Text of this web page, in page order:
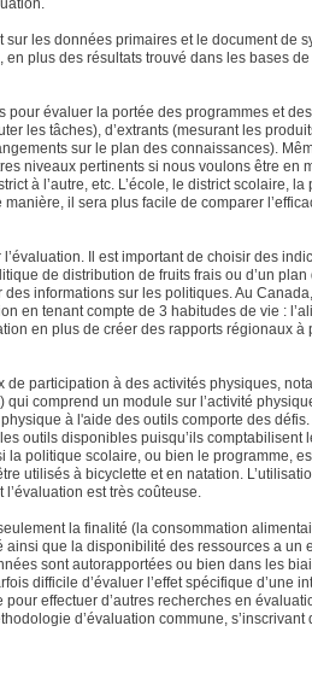
les données primaires et le document de
plus des résultats trouvé dans les bases
pour évaluer la portée des programmes et
les tâches), d’extrants (mesurant les
sur le plan des connaissances).
niveaux pertinents si nous voulons être en
à l’autre, etc. L’école, le district scolaire, la
il sera plus facile de comparer
Il est important de choisir des
de distribution de fruits frais ou d’un plan
informations sur les politiques. Au
en tenant compte de 3 habitudes de vie :
en plus de créer des rapports régionaux à
de participation à des activités physiques,
comprend un module sur l’activité
à l'aide des outils comporte des
outils disponibles puisqu’ils comptabilisent
la politique scolaire, ou bien le programme,
utilisés à bicyclette et en natation.
est très coûteuse.
la finalité (la consommation
que la disponibilité des ressources a un
sont autorapportées ou bien dans les
difficile d’évaluer l’effet spécifique d’une
effectuer d’autres recherches en
d’évaluation commune, s’inscrivant